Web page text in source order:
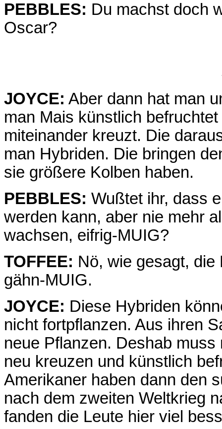
PEBBLES: Du machst doch
Oscar?
JOYCE: Aber dann hat man
man Mais künstlich
miteinander kreuzt. Die
man Hybriden. Die bringen
sie größere Kolben haben.
PEBBLES: Wußtet ihr, dass
werden kann, aber nie mehr
wachsen, eifrig-MUIG?
TOFFEE: Nö, wie gesagt,
gähn-MUIG.
JOYCE: Diese Hybriden
nicht fortpflanzen. Aus ihren
neue Pflanzen. Deshab
neu kreuzen und künstlich
Amerikaner haben dann den
nach dem zweiten Weltkrieg
fanden die Leute hier viel